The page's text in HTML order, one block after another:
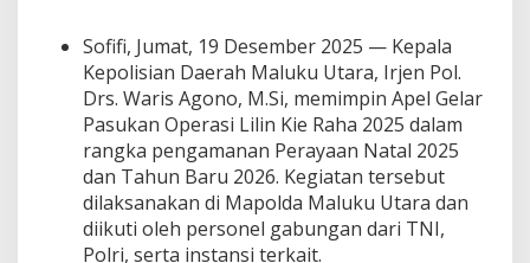
l
G
e
l
a
r
P
a
s
Sofifi, Jumat, 19 Desember 2025 — Kepala
Kepolisian Daerah Maluku Utara, Irjen Pol.
Drs. Waris Agono, M.Si, memimpin Apel Gelar
Pasukan Operasi Lilin Kie Raha 2025 dalam
rangka pengamanan Perayaan Natal 2025
dan Tahun Baru 2026. Kegiatan tersebut
dilaksanakan di Mapolda Maluku Utara dan
diikuti oleh personel gabungan dari TNI,
Polri, serta instansi terkait.